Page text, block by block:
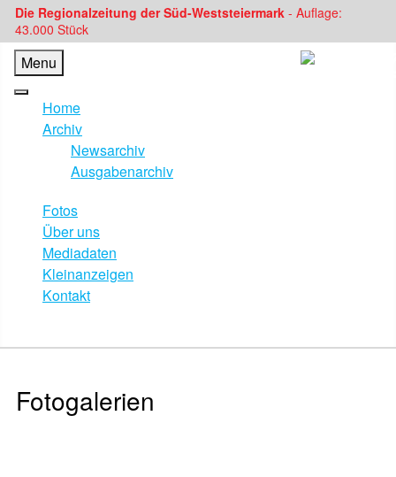
Die Regionalzeitung der Süd-Weststeiermark - Auflage:
43.000 Stück
Menu
Home
Archiv
Newsarchiv
Ausgabenarchiv
Fotos
Über uns
Mediadaten
Kleinanzeigen
Kontakt
Fotogalerien